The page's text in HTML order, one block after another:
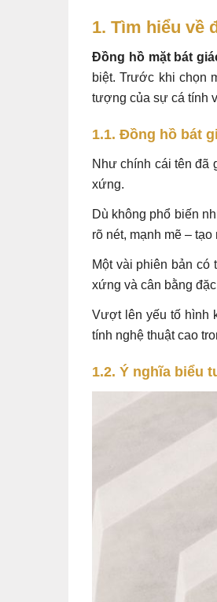
1. Tìm hiểu về
Đồng hồ mặt bát
biệt. Trước khi chọn
tượng của sự cá tính
1.1. Đồng hồ bát
Như chính cái tên đã
xứng.
Dù không phổ biến
rõ nét, mạnh mẽ –
Một vài phiên bản
xứng và cân bằng
Vượt lên yếu tố hình
tính nghệ thuật cao
1.2. Ý nghĩa biểu